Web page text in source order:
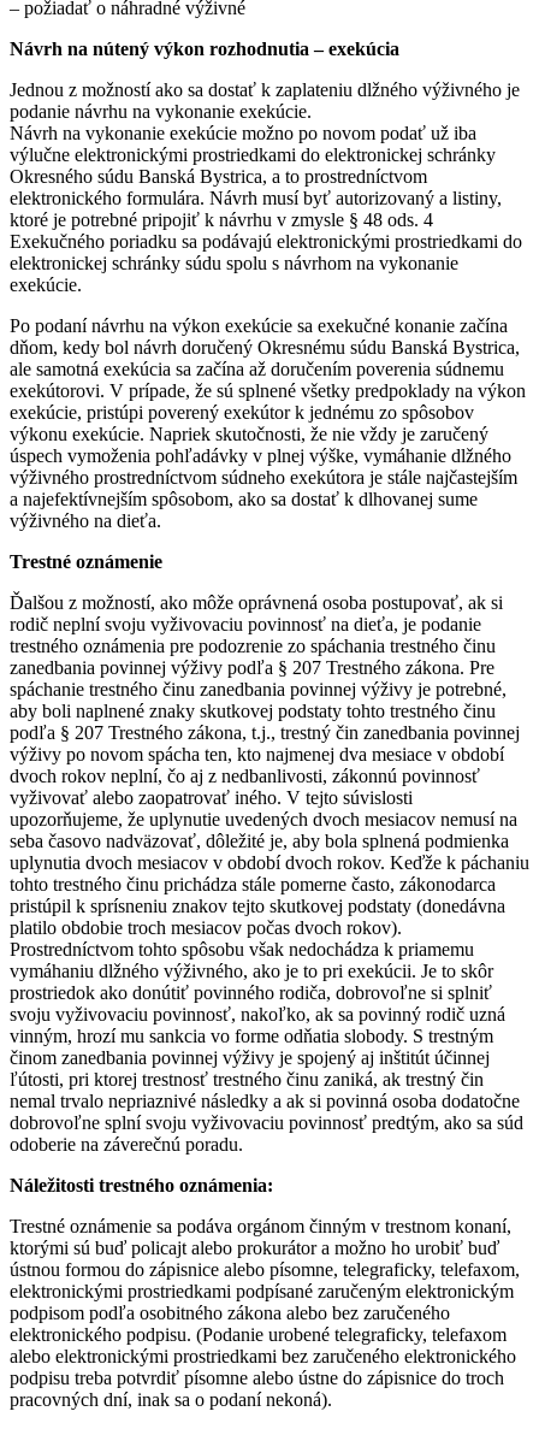
– požiadať o náhradné výživné
Návrh na nútený výkon rozhodnutia – exekúcia
Jednou z možností ako sa dostať k zaplateniu dlžného výživného je
podanie návrhu na vykonanie exekúcie.
Návrh na vykonanie exekúcie možno po novom podať už iba
výlučne elektronickými prostriedkami do elektronickej schránky
Okresného súdu Banská Bystrica, a to prostredníctvom
elektronického formulára. Návrh musí byť autorizovaný a listiny,
ktoré je potrebné pripojiť k návrhu v zmysle § 48 ods. 4
Exekučného poriadku sa podávajú elektronickými prostriedkami do
elektronickej schránky súdu spolu s návrhom na vykonanie
exekúcie.
Po podaní návrhu na výkon exekúcie sa exekučné konanie začína
dňom, kedy bol návrh doručený Okresnému súdu Banská Bystrica,
ale samotná exekúcia sa začína až doručením poverenia súdnemu
exekútorovi. V prípade, že sú splnené všetky predpoklady na výkon
exekúcie, pristúpi poverený exekútor k jednému zo spôsobov
výkonu exekúcie. Napriek skutočnosti, že nie vždy je zaručený
úspech vymoženia pohľadávky v plnej výške, vymáhanie dlžného
výživného prostredníctvom súdneho exekútora je stále najčastejším
a najefektívnejším spôsobom, ako sa dostať k dlhovanej sume
výživného na dieťa.
Trestné oznámenie
Ďalšou z možností, ako môže oprávnená osoba postupovať, ak si
rodič neplní svoju vyživovaciu povinnosť na dieťa, je podanie
trestného oznámenia pre podozrenie zo spáchania trestného činu
zanedbania povinnej výživy podľa § 207 Trestného zákona. Pre
spáchanie trestného činu zanedbania povinnej výživy je potrebné,
aby boli naplnené znaky skutkovej podstaty tohto trestného činu
podľa § 207 Trestného zákona, t.j., trestný čin zanedbania povinnej
výživy po novom spácha ten, kto najmenej dva mesiace v období
dvoch rokov neplní, čo aj z nedbanlivosti, zákonnú povinnosť
vyživovať alebo zaopatrovať iného. V tejto súvislosti
upozorňujeme, že uplynutie uvedených dvoch mesiacov nemusí na
seba časovo nadväzovať, dôležité je, aby bola splnená podmienka
uplynutia dvoch mesiacov v období dvoch rokov. Keďže k páchaniu
tohto trestného činu prichádza stále pomerne často, zákonodarca
pristúpil k sprísneniu znakov tejto skutkovej podstaty (donedávna
platilo obdobie troch mesiacov počas dvoch rokov).
Prostredníctvom tohto spôsobu však nedochádza k priamemu
vymáhaniu dlžného výživného, ako je to pri exekúcii. Je to skôr
prostriedok ako donútiť povinného rodiča, dobrovoľne si splniť
svoju vyživovaciu povinnosť, nakoľko, ak sa povinný rodič uzná
vinným, hrozí mu sankcia vo forme odňatia slobody. S trestným
činom zanedbania povinnej výživy je spojený aj inštitút účinnej
ľútosti, pri ktorej trestnosť trestného činu zaniká, ak trestný čin
nemal trvalo nepriaznivé následky a ak si povinná osoba dodatočne
dobrovoľne splní svoju vyživovaciu povinnosť predtým, ako sa súd
odoberie na záverečnú poradu.
Náležitosti trestného oznámenia:
Trestné oznámenie sa podáva orgánom činným v trestnom konaní,
ktorými sú buď policajt alebo prokurátor a možno ho urobiť buď
ústnou formou do zápisnice alebo písomne, telegraficky, telefaxom,
elektronickými prostriedkami podpísané zaručeným elektronickým
podpisom podľa osobitného zákona alebo bez zaručeného
elektronického podpisu. (Podanie urobené telegraficky, telefaxom
alebo elektronickými prostriedkami bez zaručeného elektronického
podpisu treba potvrdiť písomne alebo ústne do zápisnice do troch
pracovných dní, inak sa o podaní nekoná).